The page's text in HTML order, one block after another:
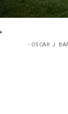
- OSCAR J.